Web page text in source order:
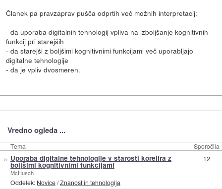
Članek pa pravzaprav pušča odprtih več možnih interpretacij:
- da uporaba digitalnih tehnologij vpliva na izboljšanje kognitivnih
funkcij pri starejših
- da starejši z boljšimi kognitivnimi funkcijami več uporabljajo
digitalne tehnologije
- da je vpliv dvosmeren.
Vredno ogleda ...
Tema Sporočila
» Uporaba digitalne tehnologije v starosti korelira z
boljšimi kognitivnimi funkcijami
McHusch
Oddelek: Novice/Znanost in tehnologija
12